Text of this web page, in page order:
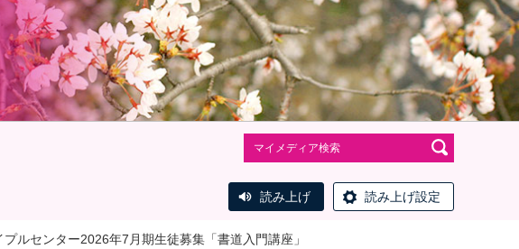
読み上げ 読み上げ設定
プルセンター2026年7月期生徒募集「書道入門講座」